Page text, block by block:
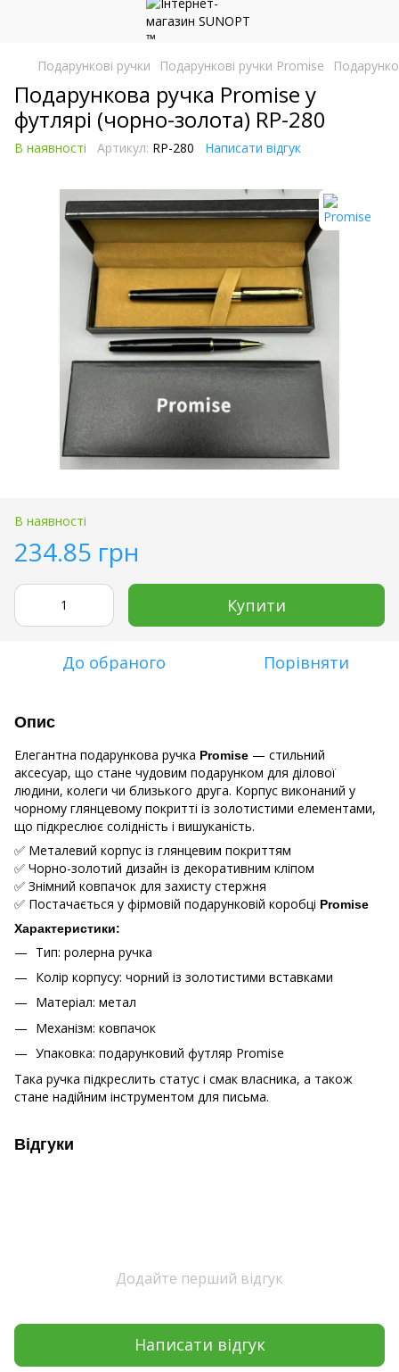
Подарункові ручки Подарункові ручки Promise
Подарункова ручка Promise у
футлярі (чорно-золота) RP-280
В наявності Артикул: RP-280 Написати відгук
В наявності
234.85 грн
Купити
До обраного Порівняти
Опис
Елегантна подарункова ручка Promise — стильний
аксесуар, що стане чудовим подарунком для ділової
людини, колеги чи близького друга. Корпус виконаний у
чорному глянцевому покритті із золотистими елементами,
що підкреслює солідність і вишуканість.
✅ Металевий корпус із глянцевим покриттям
✅ Чорно-золотий дизайн із декоративним кліпом
✅ Знімний ковпачок для захисту стержня
✅ Постачається у фірмовій подарунковій коробці Promise
Характеристики:
Тип: ролерна ручка
Колір корпусу: чорний із золотистими вставками
Матеріал: метал
Механізм: ковпачок
Упаковка: подарунковий футляр Promise
Така ручка підкреслить статус і смак власника, а також
стане надійним інструментом для письма.
Відгуки
Додайте перший відгук
Написати відгук